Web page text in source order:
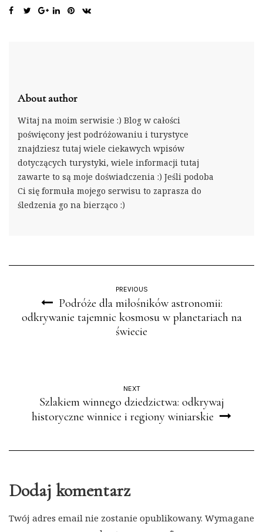
About author
Witaj na moim serwisie :) Blog w całości
poświęcony jest podróżowaniu i turystyce
znajdziesz tutaj wiele ciekawych wpisów
dotyczących turystyki, wiele informacji tutaj
zawarte to są moje doświadczenia :) Jeśli podoba
Ci się formuła mojego serwisu to zaprasza do
śledzenia go na bierząco :)
PREVIOUS
Podróże dla miłośników astronomii:
odkrywanie tajemnic kosmosu w planetariach na
świecie
NEXT
Szlakiem winnego dziedzictwa: odkrywaj
historyczne winnice i regiony winiarskie
Dodaj komentarz
Twój adres email nie zostanie opublikowany. Wymagane